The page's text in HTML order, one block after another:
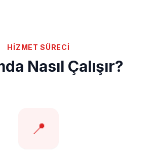
HİZMET SÜRECİ
Nasıl Çalışır?
📍